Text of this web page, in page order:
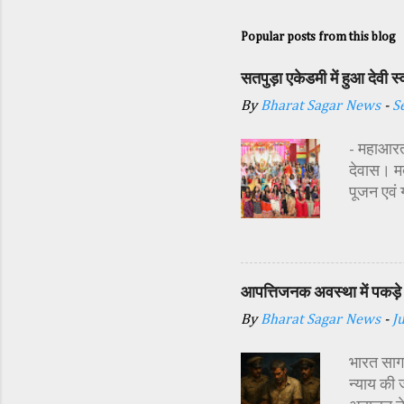
Popular posts from this blog
सतपुड़ा एकेडमी में हुआ देवी
ByBharat Sagar News -
-
देवास।
पूजन एवं
अतिथि
प्रबंधक
विधि-
कन्याओं
आपत्तिजनक अवस्था में पकड़े
ByBharat Sagar News -
भारत
न्याय की